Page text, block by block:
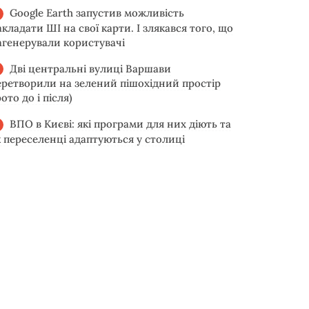
Google Earth запустив можливість
ШІ на свої карти. І злякався того, що
користувачі
Дві центральні вулиці Варшави
на зелений пішохідний простір
до і після)
ВПО в Києві: які програми для них діють та
переселенці адаптуються у столиці